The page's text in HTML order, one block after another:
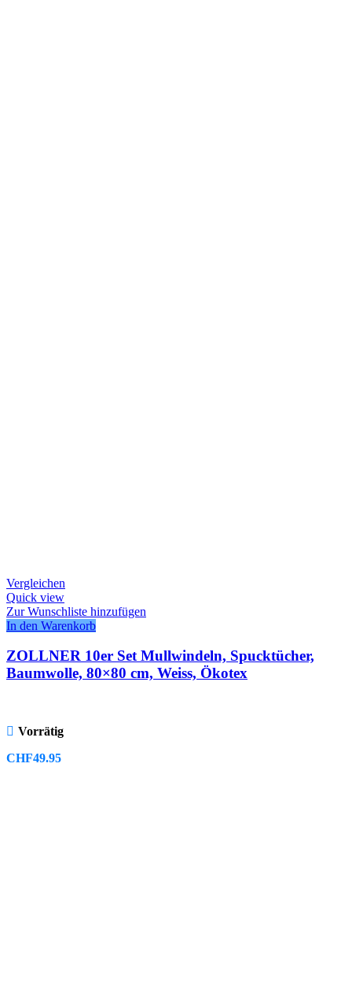
Vergleichen
Quick view
Zur Wunschliste hinzufügen
In den Warenkorb
ZOLLNER 10er Set Mullwindeln, Spucktücher,
Baumwolle, 80×80 cm, Weiss, Ökotex
Vorrätig
CHF49.95